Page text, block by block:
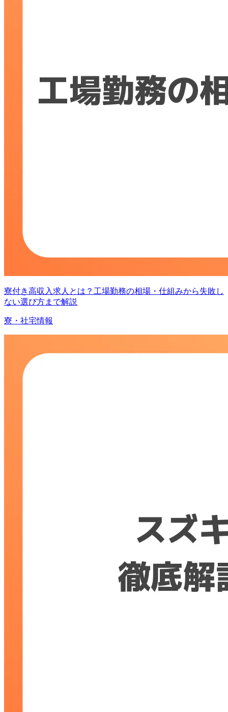
寮付き高収入求人とは？工場勤務の相場・仕組みから失敗し
ない選び方まで解説
寮・社宅情報